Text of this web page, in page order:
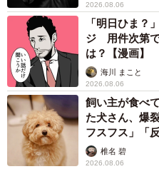
2026.08.06
「明日ひま？
ジ 用件次第で
は？【漫画】
海川 まこと
2026.08.06
飼い主が食べ
た犬さん、爆
フスフス」「
椎名 碧
2026.08.06